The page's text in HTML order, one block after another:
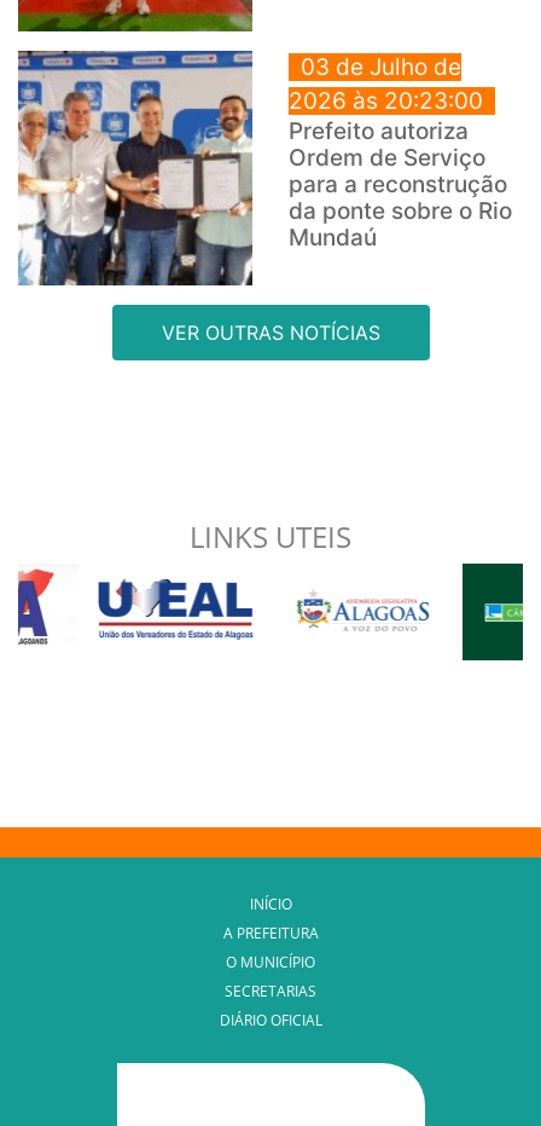
03 de Julho de
2026 às 20:23:00
Prefeito autoriza
Ordem de Serviço
para a reconstrução
da ponte sobre o Rio
Mundaú
VER OUTRAS NOTÍCIAS
LINKS UTEIS
INÍCIO
A PREFEITURA
O MUNICÍPIO
SECRETARIAS
DIÁRIO OFICIAL